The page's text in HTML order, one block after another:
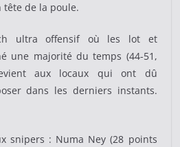
tête de la poule.
ultra offensif où les lot et
une majorité du temps (44-51,
aux locaux qui ont dû
dans les derniers instants.
snipers : Numa Ney (28 points